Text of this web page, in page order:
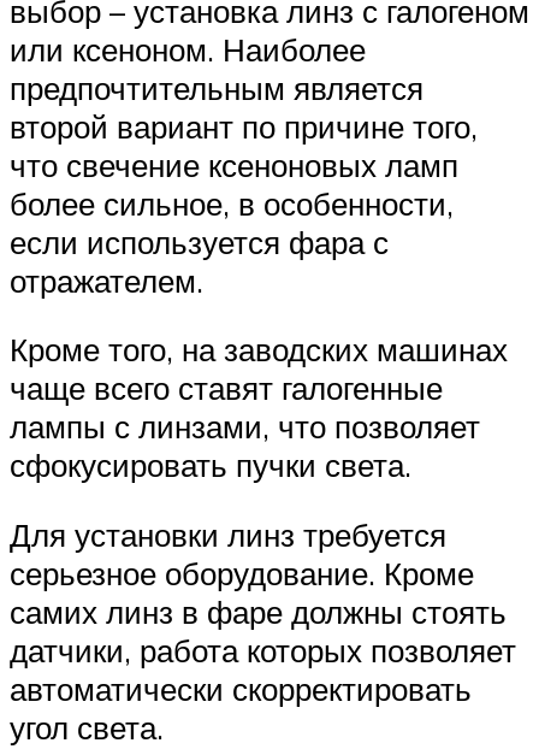
выбор – установка линз с галогеном
или ксеноном. Наиболее
предпочтительным является
второй вариант по причине того,
что свечение ксеноновых ламп
более сильное, в особенности,
если используется фара с
отражателем.
Кроме того, на заводских машинах
чаще всего ставят галогенные
лампы с линзами, что позволяет
сфокусировать пучки света.
Для установки линз требуется
серьезное оборудование. Кроме
самих линз в фаре должны стоять
датчики, работа которых позволяет
автоматически скорректировать
угол света.